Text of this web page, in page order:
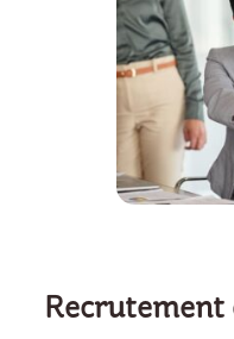
Recrutement